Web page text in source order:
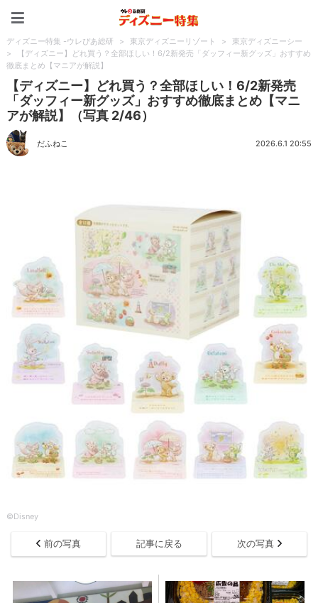
ディズニー特集 -ウレぴあ総研 > 東京ディズニーリゾート >
東京ディズニーシー
>
【ディズニー】どれ買う？全部ほしい！6/2新発売「ダッフィー新グッズ」おすすめ
徹底まとめ【マニアが解説】
【ディズニー】どれ買う？全部ほしい！6/2新発売
「ダッフィー新グッズ」おすすめ徹底まとめ【マニ
アが解説】（写真 2/46）
だふねこ 2026.6.1 20:55
©Disney
前の写真 記事に戻る 次の写真